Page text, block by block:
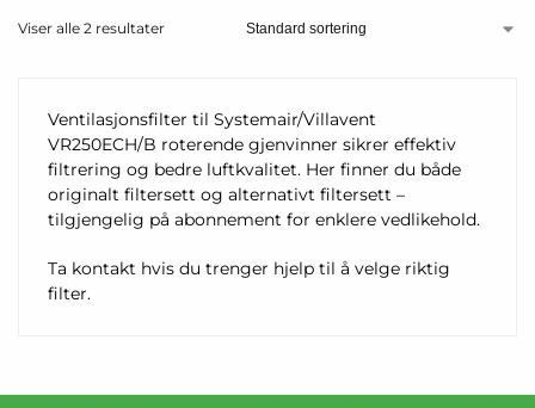
Viser alle 2 resultater
Ventilasjonsfilter til Systemair/Villavent
VR250ECH/B roterende gjenvinner sikrer effektiv
filtrering og bedre luftkvalitet. Her finner du både
originalt filtersett og alternativt filtersett –
tilgjengelig på abonnement for enklere vedlikehold.
Ta kontakt hvis du trenger hjelp til å velge riktig
filter.